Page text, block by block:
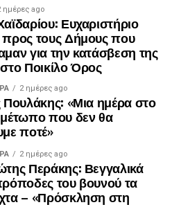
συνολικού σχεδιασμού
της Αττικής
η προστασία της
των πολιτών,
της καθημερινότητας.
τα 171 εξ αυτών (δηλαδή το
άμεσα την ασφάλεια της
προστασία του
υποδομές, την καθημερινότητα
ημέρες ago
Ευχαριστήριο
τους Δήμους που
για την κατάσβεση της
Ποικίλο Όρος
2 ημέρες ago
Πουλάκης: «Μια ημέρα στο
που δεν θα
ποτέ»
2 ημέρες ago
Περάκης: Βεγγαλικά
του βουνού τα
– «Πρόσκληση στη